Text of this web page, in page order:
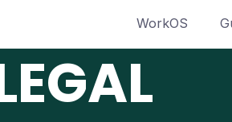
WorkOS